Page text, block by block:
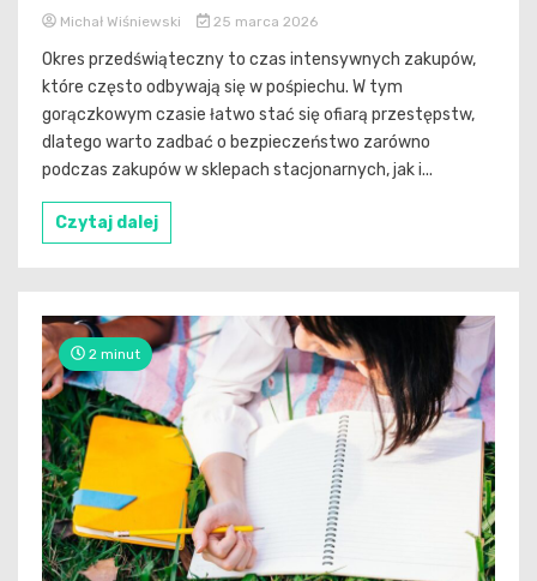
Michał Wiśniewski 25 marca 2026
Okres przedświąteczny to czas intensywnych zakupów,
które często odbywają się w pośpiechu. W tym
gorączkowym czasie łatwo stać się ofiarą przestępstw,
dlatego warto zadbać o bezpieczeństwo zarówno
podczas zakupów w sklepach stacjonarnych, jak i...
Czytaj dalej
2 minut